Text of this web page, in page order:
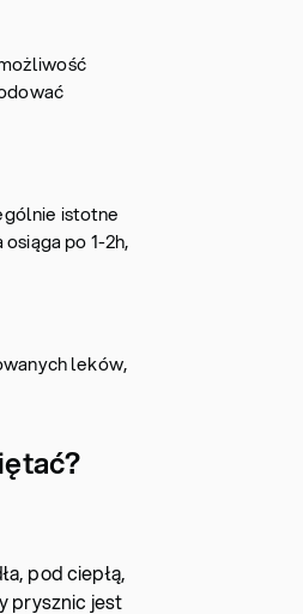
istotne
po 1-2h,
leków,
pod ciepłą,
prysznic jest